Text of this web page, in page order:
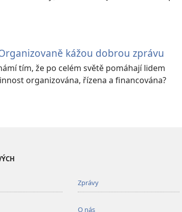
kážou dobrou zprávu
tím, že po celém světě pomáhají lidem
organizována, řízena a financována?
Zprávy
O nás